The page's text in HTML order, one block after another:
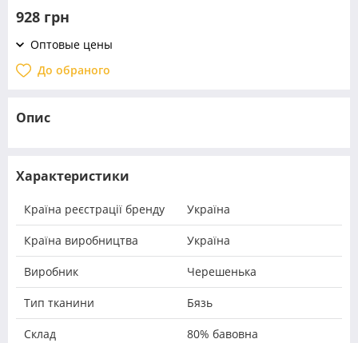
928 грн
Оптовые цены
До обраного
Опис
Характеристики
Країна реєстрації бренду Україна
Країна виробництва Україна
Виробник Черешенька
Тип тканини Бязь
Склад 80% бавовна